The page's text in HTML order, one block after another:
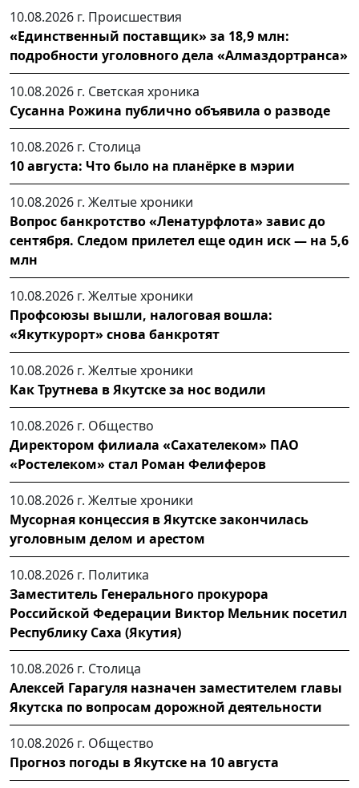
10.08.2026 г. Происшествия
«Единственный поставщик» за 18,9 млн:
подробности уголовного дела «Алмаздортранса»
10.08.2026 г. Светская хроника
Сусанна Рожина публично объявила о разводе
10.08.2026 г. Столица
10 августа: Что было на планёрке в мэрии
10.08.2026 г. Желтые хроники
Вопрос банкротство «Ленатурфлота» завис до
сентября. Следом прилетел еще один иск — на 5,6
млн
10.08.2026 г. Желтые хроники
Профсоюзы вышли, налоговая вошла:
«Якуткурорт» снова банкротят
10.08.2026 г. Желтые хроники
Как Трутнева в Якутске за нос водили
10.08.2026 г. Общество
Директором филиала «Сахателеком» ПАО
«Ростелеком» стал Роман Фелиферов
10.08.2026 г. Желтые хроники
Мусорная концессия в Якутске закончилась
уголовным делом и арестом
10.08.2026 г. Политика
Заместитель Генерального прокурора
Российской Федерации Виктор Мельник посетил
Республику Саха (Якутия)
10.08.2026 г. Столица
Алексей Гарагуля назначен заместителем главы
Якутска по вопросам дорожной деятельности
10.08.2026 г. Общество
Прогноз погоды в Якутске на 10 августа